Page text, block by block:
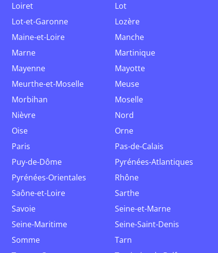
Loiret
Lot
Lot-et-Garonne
Lozère
Maine-et-Loire
Manche
Marne
Martinique
Mayenne
Mayotte
Meurthe-et-Moselle
Meuse
Morbihan
Moselle
Nièvre
Nord
Oise
Orne
Paris
Pas-de-Calais
Puy-de-Dôme
Pyrénées-Atlantiques
Pyrénées-Orientales
Rhône
Saône-et-Loire
Sarthe
Savoie
Seine-et-Marne
Seine-Maritime
Seine-Saint-Denis
Somme
Tarn